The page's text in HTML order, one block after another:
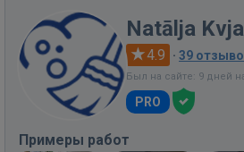
Natālja
4.9 · 39
Был на сайте: 9 дней
PRO
Примеры работ